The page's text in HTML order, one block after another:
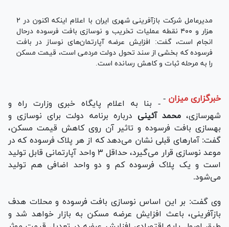
مدیرعامل شرکت بازآفرینی شهری ایران با اعلام اینکه اکنون در ۲
هزار و ۴۰۰ نقطه عملیات تخریب و نوسازی بافت فرسوده درحال
انجام است، گفت: افزایش عرضه آپارتمان‌های نوساز در بافت
فرسوده که بخشی از سند تحول دولت مردمی است، قیمت مسکن
را به مرحله ثبات و کاهش رسانده است.
خبرگزاری میزان - - بنا به اعلام پایگاه خبری وزارت راه و
شهرسازی،محمد آئینی درباره برنامه دولت برای نوسازی و
بهسازی بافت فرسوده و تاثیر آن روی کاهش قیمت مسکن،
گفت: آمار‌های قبلی نشان می‌دهد که از هر پلاک فرسوده که در
موعد نوسازی قرار می‌گیرد، حداقل ۳ واحد آپارتمانی قابل تولید
است و یک پلاک فرسوده کم و دو واحد اضافی هم تولید
می‌شود.
وی گفت: بر این اساس نوسازی بافت فرسوده و محلات هدف
بازآفرینی، باعث افزایش عرضه مسکن به بازار خواهد شد و